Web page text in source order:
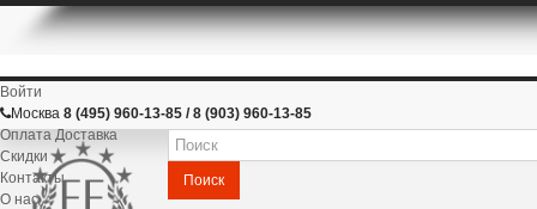
Войти
Москва 8 (495) 960-13-85 / 8 (903) 960-13-85
Оплата Доставка
Скидки
Контакты
О нас
Поиск